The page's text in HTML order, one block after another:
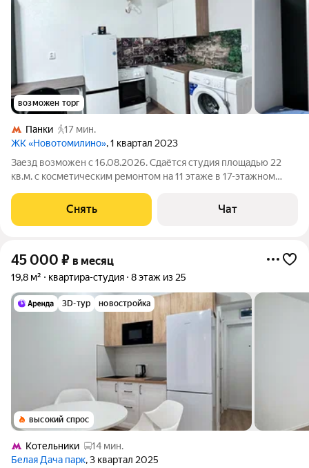
возможен торг
Панки
17 мин.
ЖК «Новотомилино», 1 квартал 2023
Заезд возможен с 16.08.2026. Сдаётся студия площадью 22
кв.м. с косметическим ремонтом на 11 этаже в 17-этажном
Холодильник Дом - монолитный, окна выходят во двор. В
подъезде 2 лифта - 1
Снять Чат
45 000 ₽ в месяц
19,8 м² квартира-студия 8 этаж из 25
3D-тур новостройка
высокий спрос
Котельники
14 мин.
Белая Дача парк, 3 квартал 2025